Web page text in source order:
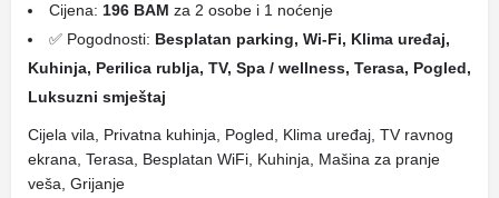
Cijena: 196 BAM za 2 osobe i 1 noćenje
✅ Pogodnosti: Besplatan parking, Wi-Fi, Klima uređaj,
Kuhinja, Perilica rublja, TV, Spa / wellness, Terasa, Pogled,
Luksuzni smještaj
Cijela vila, Privatna kuhinja, Pogled, Klima uređaj, TV ravnog
ekrana, Terasa, Besplatan WiFi, Kuhinja, Mašina za pranje
veša, Grijanje